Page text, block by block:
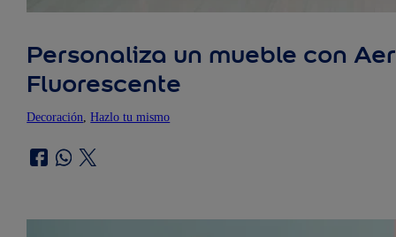
Personaliza un mueble con
Fluorescente
Decoración , Hazlo tu mismo